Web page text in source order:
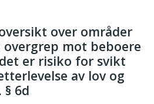
over områder
mot beboere
er risiko for svikt
av lov og
6d